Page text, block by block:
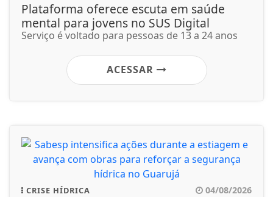
Plataforma oferece escuta em saúde
mental para jovens no SUS Digital
Serviço é voltado para pessoas de 13 a 24 anos
ACESSAR
CRISE HÍDRICA 04/08/2026